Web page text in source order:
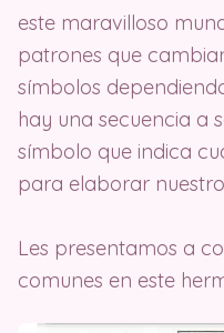
este maravilloso
patrones que
símbolos
hay una secuencia a
símbolo que indica
para elaborar
Les presentamos a
comunes en este